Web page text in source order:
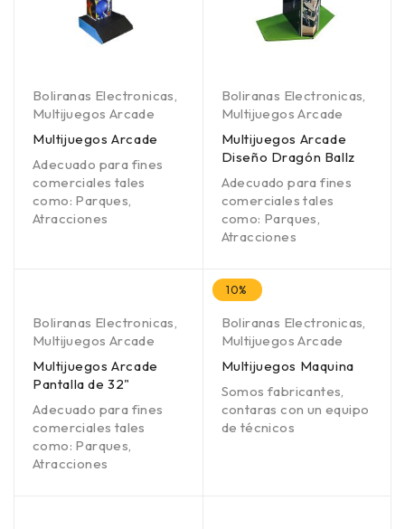
Boliranas Electronicas,
Multijuegos Arcade
Multijuegos Arcade
Adecuado para fines
comerciales tales
como: Parques,
Atracciones
Boliranas Electronicas,
Multijuegos Arcade
Multijuegos Arcade
Diseño Dragón Ballz
Adecuado para fines
comerciales tales
como: Parques,
Atracciones
Boliranas Electronicas,
Multijuegos Arcade
Multijuegos Arcade
Pantalla de 32"
Adecuado para fines
comerciales tales
como: Parques,
Atracciones
10%
Boliranas Electronicas,
Multijuegos Arcade
Multijuegos Maquina
Somos fabricantes,
contaras con un equipo
de técnicos